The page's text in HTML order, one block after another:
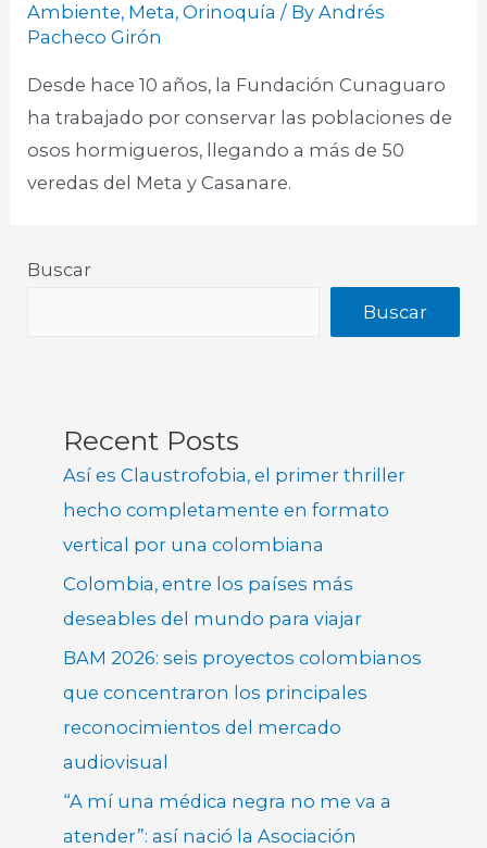
Ambiente, Meta,Orinoquía / ByAndrés
Pacheco Girón
Desde hace 10 años, la Fundación Cunaguaro
ha trabajado por conservar las poblaciones de
osos hormigueros, llegando a más de 50
veredas del Meta y Casanare.
Buscar
Buscar
Recent Posts
Así es Claustrofobia, el primer thriller
hecho completamente en formato
vertical por una colombiana
Colombia, entre los países más
deseables del mundo para viajar
BAM 2026: seis proyectos colombianos
que concentraron los principales
reconocimientos del mercado
audiovisual
“A mí una médica negra no me va a
atender”: así nació la Asociación